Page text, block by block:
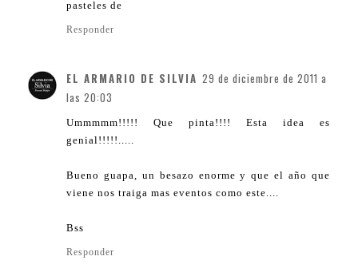
pasteles de
Responder
EL ARMARIO DE SILVIA 29 de diciembre de 2011 a
las 20:03
Ummmmm!!!!! Que pinta!!!! Esta idea es
genial!!!!!.....
Bueno guapa, un besazo enorme y que el año que
viene nos traiga mas eventos como este....
Bss
Responder